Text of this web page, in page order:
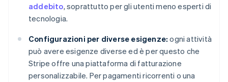
addebito, soprattutto per gli utenti meno esperti di
tecnologia.
Configurazioni per diverse esigenze: ogni attività
può avere esigenze diverse ed è per questo che
Stripe offre una piattaforma di fatturazione
personalizzabile. Per pagamenti ricorrenti o una